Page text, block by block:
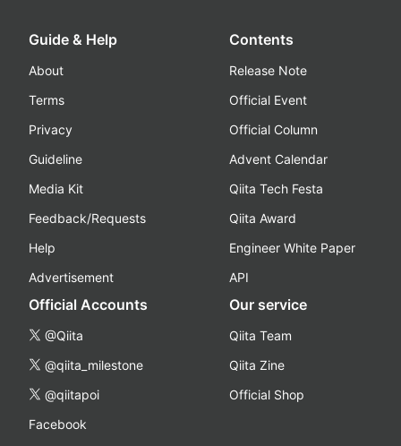
Guide & Help
About
Terms
Privacy
Guideline
Media Kit
Feedback/Requests
Help
Advertisement
Contents
Release Note
Official Event
Official Column
Advent Calendar
Qiita Tech Festa
Qiita Award
Engineer White Paper
API
Official Accounts
@Qiita
@qiita_milestone
@qiitapoi
Facebook
Our service
Qiita Team
Qiita Zine
Official Shop